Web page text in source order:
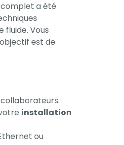
a été
fluide. Vous
est de
installation
ou